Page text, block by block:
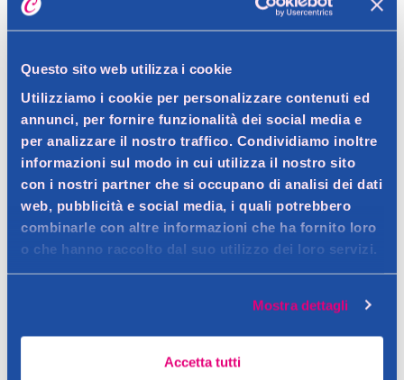
Questo sito web utilizza i cookie
Utilizziamo i cookie per personalizzare contenuti ed
annunci, per fornire funzionalità dei social media e
per analizzare il nostro traffico. Condividiamo inoltre
informazioni sul modo in cui utilizza il nostro sito
con i nostri partner che si occupano di analisi dei dati
web, pubblicità e social media, i quali potrebbero
combinarle con altre informazioni che ha fornito loro
o che hanno raccolto dal suo utilizzo dei loro servizi.
Mostra dettagli
Accetta tutti
Ritiro in negozio gratuito per i clienti registrati
Dettagli prodotto
Descrizione
2in1 ideale per contorno e riempimento labbra
Contatto del produttore
Dettagli
formulazione semi-permanente, a prova di sbavatura.
La texture, morbida e scorrevole, non secca le labbra, assicura
un colore intenso e un finish naturale dalla tenuta estrema.
aqua, aloe barbadensis leaf juice, polyurethane‐35,